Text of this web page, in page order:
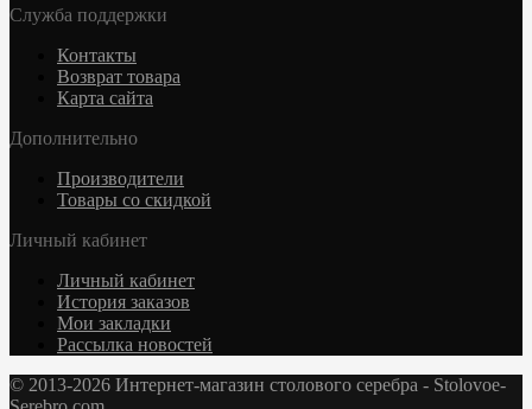
Служба поддержки
Контакты
Возврат товара
Карта сайта
Дополнительно
Производители
Товары со скидкой
Личный кабинет
Личный кабинет
История заказов
Мои закладки
Рассылка новостей
© 2013-2026 Интернет-магазин столового серебра - Stolovoe-